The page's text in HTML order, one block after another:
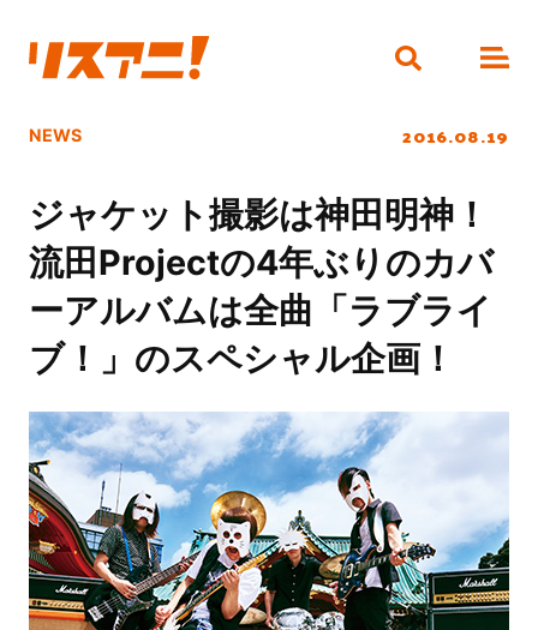
NEWS 2016.08.19
ジャケット撮影は神田明神！
流田Projectの4年ぶりのカバ
ーアルバムは全曲「ラブライ
ブ！」のスペシャル企画！